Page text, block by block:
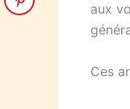
aux
Ces